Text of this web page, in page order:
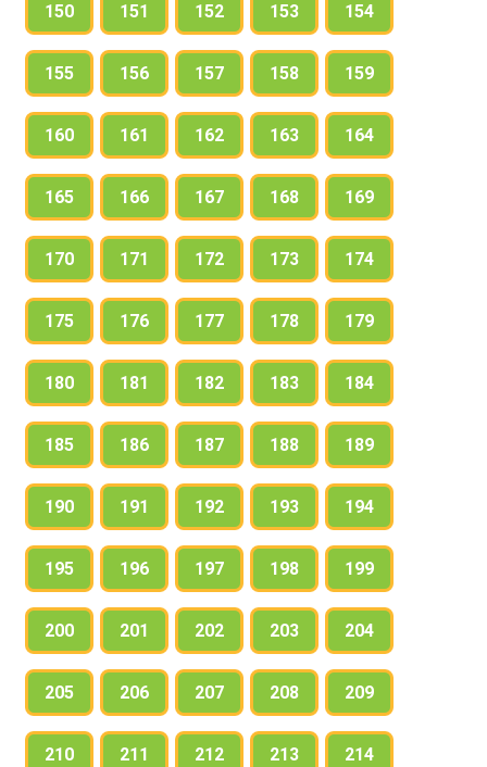
150 151 152 153 154
155 156 157 158 159
160 161 162 163 164
165 166 167 168 169
170 171 172 173 174
175 176 177 178 179
180 181 182 183 184
185 186 187 188 189
190 191 192 193 194
195 196 197 198 199
200 201 202 203 204
205 206 207 208 209
210 211 212 213 214